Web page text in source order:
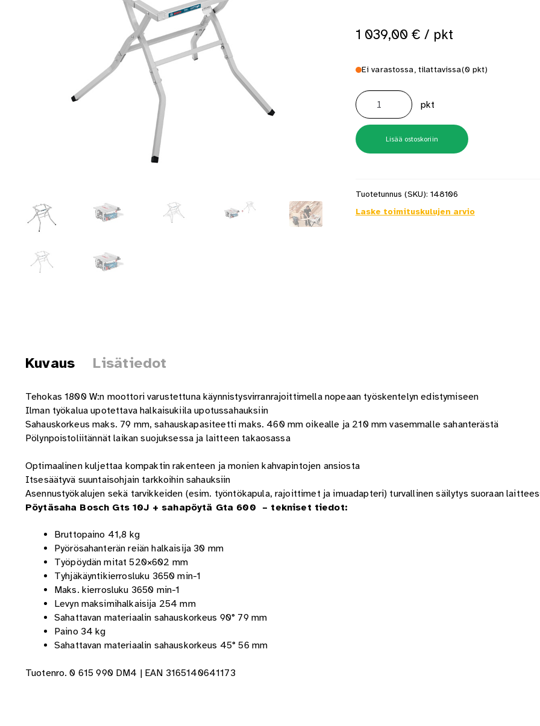
Tummuneet tai kuivat lauteet? Näin saat saunan puupinnat taas siisteiksi
1 039,00 € / pkt
Ei varastossa, tilattavissa(0 pkt)
Pöytäsaha
Bosch
Gts
10J
sahapöytä
Gta
600
määrä
pkt
Lisää ostoskoriin
Tuotetunnus (SKU): 148106
Laske toimituskulujen arvio
Kuvaus Lisätiedot
Tehokas 1800 W:n moottori varustettuna käynnistysvirranrajoittimella nopeaan työskentelyn edistymiseen
Ilman työkalua upotettava halkaisukiila upotussahauksiin
Sahauskorkeus maks. 79 mm, sahauskapasiteetti maks. 460 mm oikealle ja 210 mm vasemmalle sahanterästä
Pölynpoistoliitännät laikan suojuksessa ja laitteen takaosassa
Optimaalinen kuljettaa kompaktin rakenteen ja monien kahvapintojen ansiosta
Itsesäätyvä suuntaisohjain tarkkoihin sahauksiin
Asennustyökalujen sekä tarvikkeiden (esim. työntökapula, rajoittimet ja imuadapteri) turvallinen säilytys suoraan
Pöytäsaha Bosch Gts 10J + sahapöytä Gta 600 – tekniset tiedot:
Bruttopaino 41,8 kg
Pyörösahanterän reiän halkaisija 30 mm
Työpöydän mitat 520×602 mm
Tyhjäkäyntikierrosluku 3650 min-1
Maks. kierrosluku 3650 min-1
Levyn maksimihalkaisija 254 mm
Sahattavan materiaalin sahauskorkeus 90° 79 mm
Paino 34 kg
Sahattavan materiaalin sahauskorkeus 45° 56 mm
Tuotenro. 0 615 990 DM4 |EAN 3165140641173